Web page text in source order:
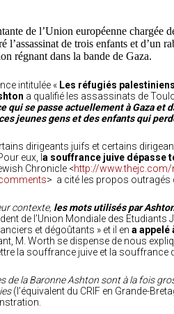
de l’Union européenne chargée
l’assassinat de trois enfants et d’un
régnant dans la bande de Gaza.
intitulée « Les réfugiés
a qualifié les assassinats de
qui se passe actuellement à Gaza
jeunes gens et des enfants qui
dirigeants juifs et certains
eux, l a souffrance juive dépasse
Chronicle <http://
> a cité les propos outragés
contexte, les mots utilisés par
de l’Union Mondiale des
et dégoûtants » et il en a appelé
M. Worth se dispense de nous
la souffrance juive et la souffrance
de la Baronne Ashton sont à la fois
(l’équivalent du CRIF en Grande-